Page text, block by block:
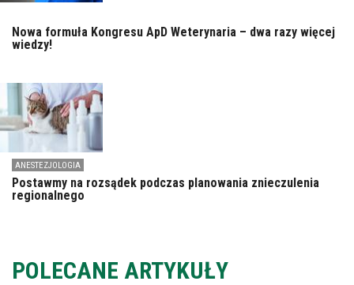
Nowa formuła Kongresu ApD Weterynaria – dwa razy więcej
wiedzy!
ANESTEZJOLOGIA
Postawmy na rozsądek podczas planowania znieczulenia
regionalnego
POLECANE ARTYKUŁY